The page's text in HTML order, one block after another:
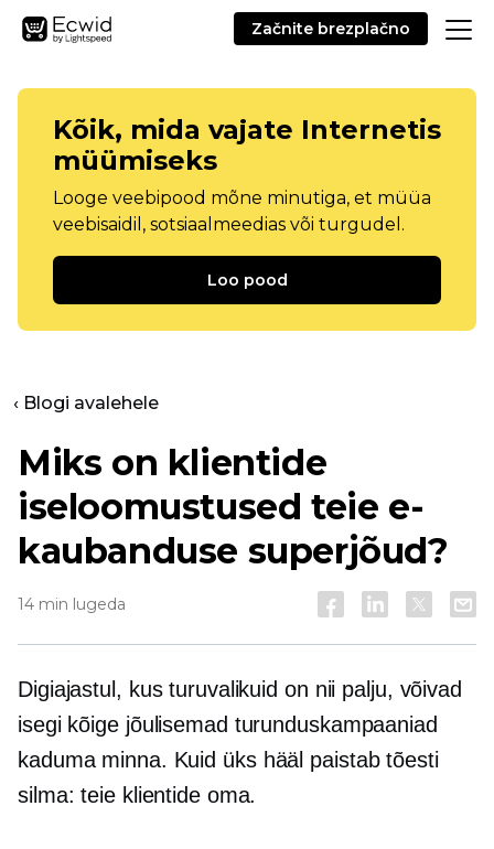
Začnite brezplačno
Kõik, mida vajate Internetis
müümiseks
Looge veebipood mõne minutiga, et müüa
veebisaidil, sotsiaalmeedias või turgudel.
Loo pood
‹ Blogi avalehele
Miks on klientide
iseloomustused teie e-
kaubanduse superjõud?
14 min lugeda
Digiajastul, kus turuvalikuid on nii palju, võivad
isegi kõige jõulisemad turunduskampaaniad
kaduma minna. Kuid üks hääl paistab tõesti
silma: teie klientide oma.